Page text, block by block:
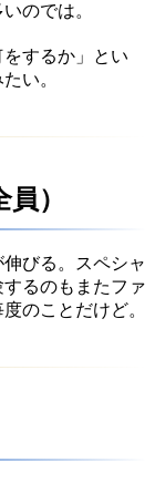
のでは。
するか」とい
い。
）
びる。スペシャ
るのもまたファ
のことだけど。